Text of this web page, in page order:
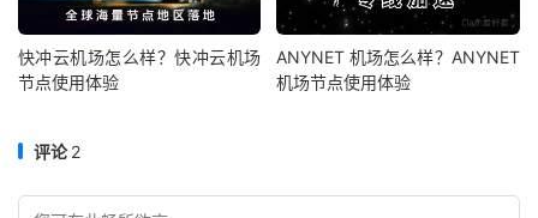
快冲云机场怎么样？快冲云机场
节点使用体验
ANYNET 机场怎么样？ANYNET
机场节点使用体验
评论2